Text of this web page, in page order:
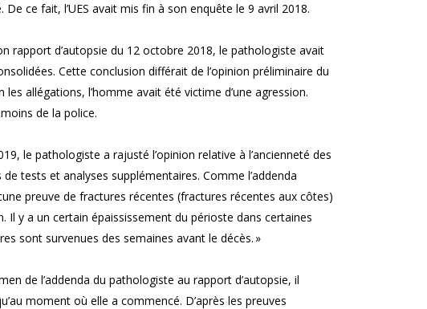
ce fait, l’UES avait mis fin à son enquête le 9 avril 2018.
rapport d’autopsie du 12 octobre 2018, le pathologiste avait
Cette conclusion différait de l’opinion préliminaire du
allégations, l’homme avait été victime d’une agression.
de la police.
le pathologiste a rajusté l’opinion relative à l’ancienneté des
tests et analyses supplémentaires. Comme l’addenda
preuve de fractures récentes (fractures récentes aux côtes)
y a un certain épaississement du périoste dans certaines
sont survenues des semaines avant le décès. »
de l’addenda du pathologiste au rapport d’autopsie, il
moment où elle a commencé. D’après les preuves